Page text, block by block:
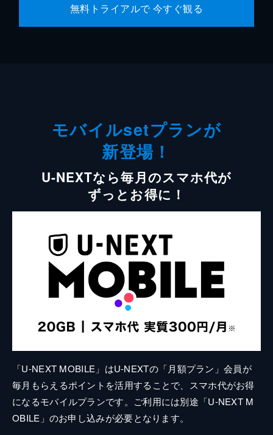
無料トライアルで 今すぐ観る
モバイルsetプランが
新登場！
U-NEXTなら毎月のスマホ代が
ずっとお得に！
「U-NEXT MOBILE」はU-NEXTの「月額プラン」会員が
毎月もらえるポイントを活用することで、スマホ代がお得
になるモバイルプランです。ご利用には別途「U-NEXT M
OBILE」のお申し込みが必要となります。